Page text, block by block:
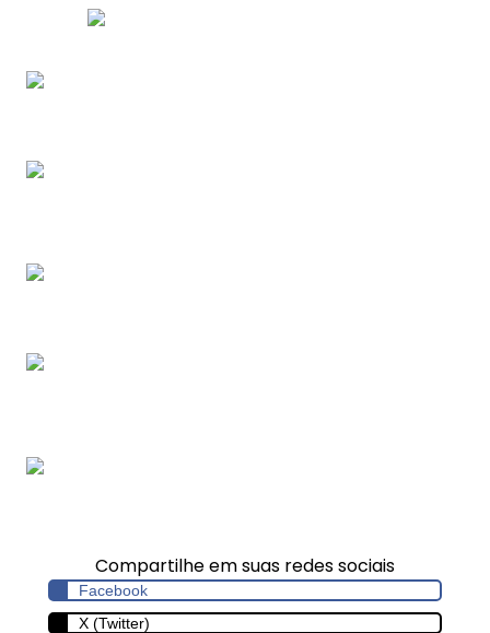
Compartilhe em suas redes sociais
Facebook
X (Twitter)